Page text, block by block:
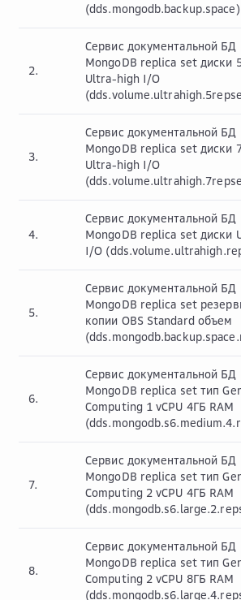
(dds.mongodb.backup.space)
2.
Сервис документальной БД
MongoDB replica set диски
Ultra-high I/O
3.
Сервис документальной БД
MongoDB replica set диски
Ultra-high I/O
4.
Сервис документальной БД
MongoDB replica set диски
I/O
5.
Сервис документальной БД
MongoDB replica set
копии OBS Standard объем
6.
Сервис документальной БД
MongoDB replica set тип
Computing 1 vCPU 4ГБ RAM
7.
Сервис документальной БД
MongoDB replica set тип
Computing 2 vCPU 4ГБ RAM
8.
Сервис документальной БД
MongoDB replica set тип
Computing 2 vCPU 8ГБ RAM